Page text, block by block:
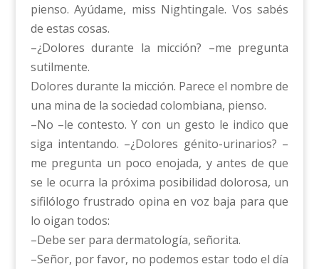
pienso. Ayúdame, miss Nightingale. Vos sabés
de estas cosas.
–¿Dolores durante la micción? –me pregunta
sutilmente.
Dolores durante la micción. Parece el nombre de
una mina de la sociedad colombiana, pienso.
–No –le contesto. Y con un gesto le indico que
siga intentando. –¿Dolores génito-urinarios? –
me pregunta un poco enojada, y antes de que
se le ocurra la próxima posibilidad dolorosa, un
sifilólogo frustrado opina en voz baja para que
lo oigan todos:
–Debe ser para dermatología, señorita.
–Señor, por favor, no podemos estar todo el día